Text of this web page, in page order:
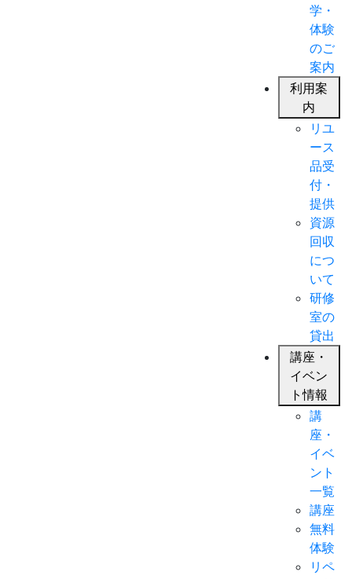
学・
体験
のご
案内
利用案
内
リユ
ース
品受
付・
提供
資源
回収
につ
いて
研修
室の
貸出
講座・
イベン
ト情報
講
座・
イベ
ント
一覧
講座
無料
体験
リペ